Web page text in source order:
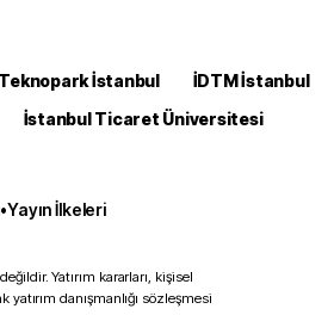
Teknopark İstanbul İDTM İstanbul
İstanbul Ticaret Üniversitesi
•Yayın İlkeleri
Yatırım kararları, kişisel
danışmanlığı sözleşmesi